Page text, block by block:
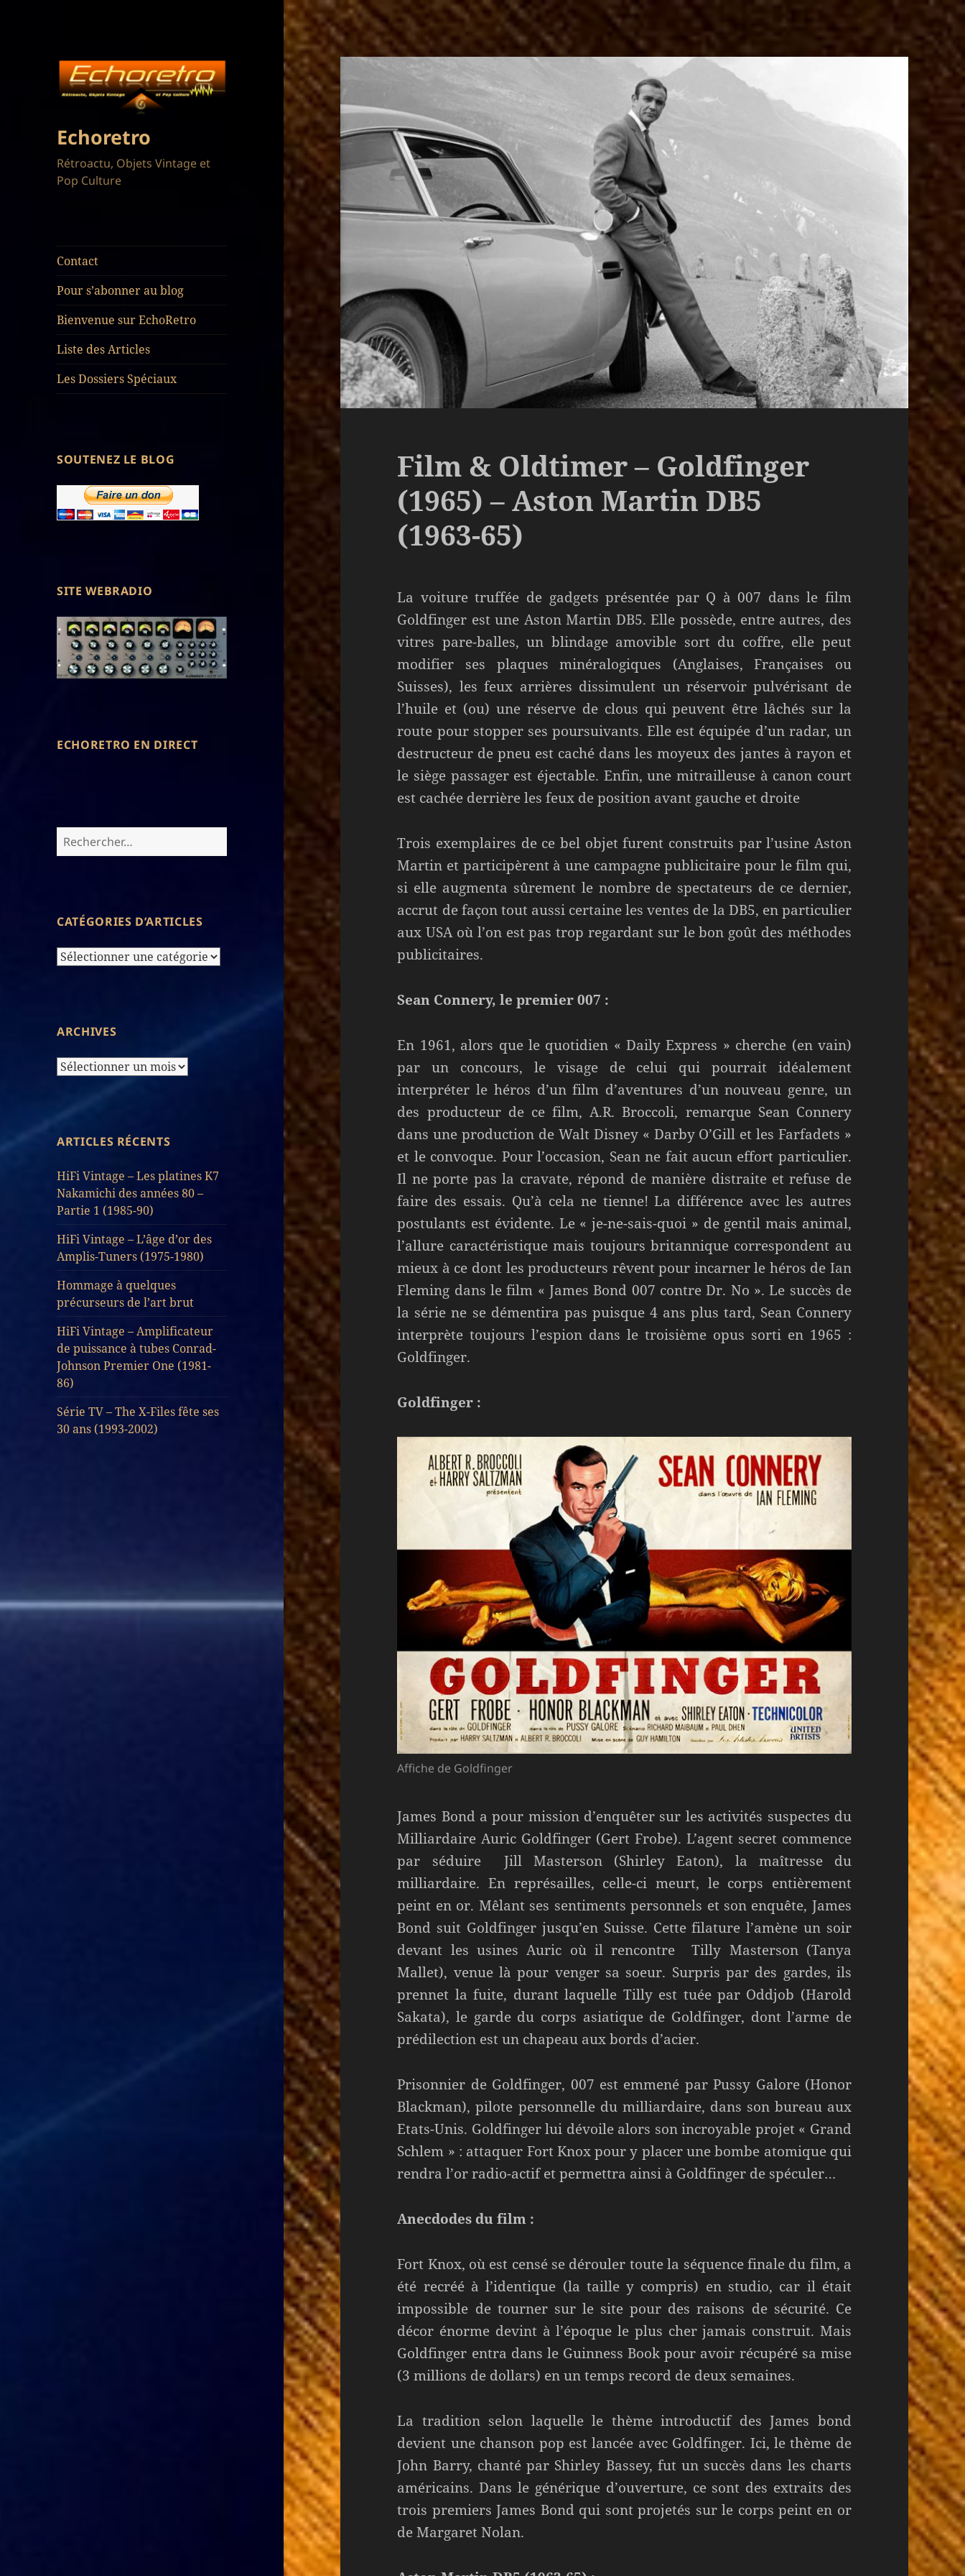
Echoretro
Rétroactu, Objets Vintage et
Pop Culture
Contact
Pour s’abonner au blog
Bienvenue sur EchoRetro
Liste des Articles
Les Dossiers Spéciaux
SOUTENEZ LE BLOG
SITE WEBRADIO
ECHORETRO EN DIRECT
Rechercher :
CATÉGORIES D’ARTICLES
Catégories
ARCHIVES
Archives
ARTICLES RÉCENTS
HiFi Vintage – Les platines K7
Nakamichi des années 80 –
Partie 1 (1985-90)
HiFi Vintage – L’âge d’or des
Amplis-Tuners (1975-1980)
Hommage à quelques
précurseurs de l’art brut
HiFi Vintage – Amplificateur
de puissance à tubes Conrad-
Johnson Premier One (1981-
86)
Série TV – The X-Files fête ses
30 ans (1993-2002)
Film & Oldtimer – Goldfinger
(1965) – Aston Martin DB5
(1963-65)
La voiture truffée de gadgets présentée par Q à 007 dans le film
Goldfinger est une Aston Martin DB5. Elle possède, entre autres, des
vitres pare-balles, un blindage amovible sort du coffre, elle peut
modifier ses plaques minéralogiques (Anglaises, Françaises ou
Suisses), les feux arrières dissimulent un réservoir pulvérisant de
l’huile et (ou) une réserve de clous qui peuvent être lâchés sur la
route pour stopper ses poursuivants. Elle est équipée d’un radar, un
destructeur de pneu est caché dans les moyeux des jantes à rayon et
le siège passager est éjectable. Enfin, une mitrailleuse à canon court
est cachée derrière les feux de position avant gauche et droite
Trois exemplaires de ce bel objet furent construits par l’usine Aston
Martin et participèrent à une campagne publicitaire pour le film qui,
si elle augmenta sûrement le nombre de spectateurs de ce dernier,
accrut de façon tout aussi certaine les ventes de la DB5, en particulier
aux USA où l’on est pas trop regardant sur le bon goût des méthodes
publicitaires.
Sean Connery, le premier 007 :
En 1961, alors que le quotidien « Daily Express » cherche (en vain)
par un concours, le visage de celui qui pourrait idéalement
interpréter le héros d’un film d’aventures d’un nouveau genre, un
des producteur de ce film, A.R. Broccoli, remarque Sean Connery
dans une production de Walt Disney « Darby O’Gill et les Farfadets »
et le convoque. Pour l’occasion, Sean ne fait aucun effort particulier.
Il ne porte pas la cravate, répond de manière distraite et refuse de
faire des essais. Qu’à cela ne tienne! La différence avec les autres
postulants est évidente. Le « je-ne-sais-quoi » de gentil mais animal,
l’allure caractéristique mais toujours britannique correspondent au
mieux à ce dont les producteurs rêvent pour incarner le héros de Ian
Fleming dans le film « James Bond 007 contre Dr. No ». Le succès de
la série ne se démentira pas puisque 4 ans plus tard, Sean Connery
interprète toujours l’espion dans le troisième opus sorti en 1965 :
Goldfinger.
Goldfinger :
Affiche de Goldfinger
James Bond a pour mission d’enquêter sur les activités suspectes du
Milliardaire Auric Goldfinger (Gert Frobe). L’agent secret commence
par séduire Jill Masterson (Shirley Eaton), la maîtresse du
milliardaire. En représailles, celle-ci meurt, le corps entièrement
peint en or. Mêlant ses sentiments personnels et son enquête, James
Bond suit Goldfinger jusqu’en Suisse. Cette filature l’amène un soir
devant les usines Auric où il rencontre Tilly Masterson (Tanya
Mallet), venue là pour venger sa soeur. Surpris par des gardes, ils
prennet la fuite, durant laquelle Tilly est tuée par Oddjob (Harold
Sakata), le garde du corps asiatique de Goldfinger, dont l’arme de
prédilection est un chapeau aux bords d’acier.
Prisonnier de Goldfinger, 007 est emmené par Pussy Galore (Honor
Blackman), pilote personnelle du milliardaire, dans son bureau aux
Etats-Unis. Goldfinger lui dévoile alors son incroyable projet « Grand
Schlem » : attaquer Fort Knox pour y placer une bombe atomique qui
rendra l’or radio-actif et permettra ainsi à Goldfinger de spéculer…
Anecdodes du film :
Fort Knox, où est censé se dérouler toute la séquence finale du film, a
été recréé à l’identique (la taille y compris) en studio, car il était
impossible de tourner sur le site pour des raisons de sécurité. Ce
décor énorme devint à l’époque le plus cher jamais construit. Mais
Goldfinger entra dans le Guinness Book pour avoir récupéré sa mise
(3 millions de dollars) en un temps record de deux semaines.
La tradition selon laquelle le thème introductif des James bond
devient une chanson pop est lancée avec Goldfinger. Ici, le thème de
John Barry, chanté par Shirley Bassey, fut un succès dans les charts
américains. Dans le générique d’ouverture, ce sont des extraits des
trois premiers James Bond qui sont projetés sur le corps peint en or
de Margaret Nolan.